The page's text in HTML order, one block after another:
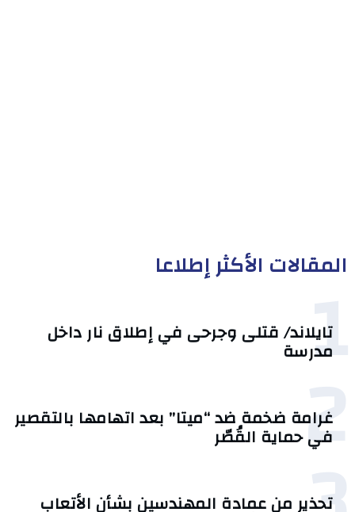
المقالات الأكثر إطلاعا
1
تايلاند/ قتلى وجرحى في إطلاق نار داخل
مدرسة
2
غرامة ضخمة ضد “ميتا” بعد اتهامها بالتقصير
في حماية القُصّر
تحذير من عمادة المهندسين بشأن الأتعاب